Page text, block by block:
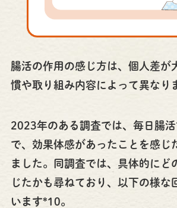
腸活の作用の感じ方は、個人差が
慣や取り組み内容によって異なり
2023年のある調査では、毎日腸
で、効果体感があったことを感じ
ました。同調査では、具体的にど
じたかも尋ねており、以下の様な
います*10。